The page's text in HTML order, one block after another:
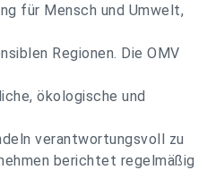
für Mensch und Umwelt,
Regionen. Die OMV
ökologische und
verantwortungsvoll zu
berichtet regelmäßig